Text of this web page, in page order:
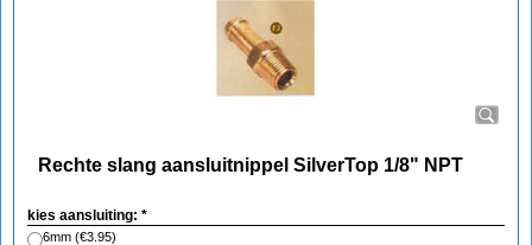
Rechte slang aansluitnippel SilverTop 1/8" NPT
kies aansluiting: *
6mm (€3.95)